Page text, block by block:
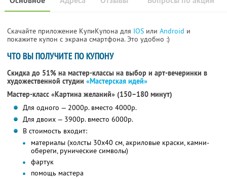
Скачайте приложение КупиКупона для IOS или Android и
покажите купон с экрана смартфона. Это удобно :)
ЧТО ВЫ ПОЛУЧИТЕ ПО КУПОНУ
Скидка до 51% на мастер-классы на выбор и арт-вечеринки в
художественной студии «Мастерская идей»
Мастер-класс «Картина желаний» (150–180 минут)
Для одного — 2000р. вместо 4000р.
Для двоих — 3900р. вместо 6000р.
В стоимость входит:
материалы (холсты 30x40 см, акриловые краски, камни-
обереги, рунические символы)
фартук
помощь мастера